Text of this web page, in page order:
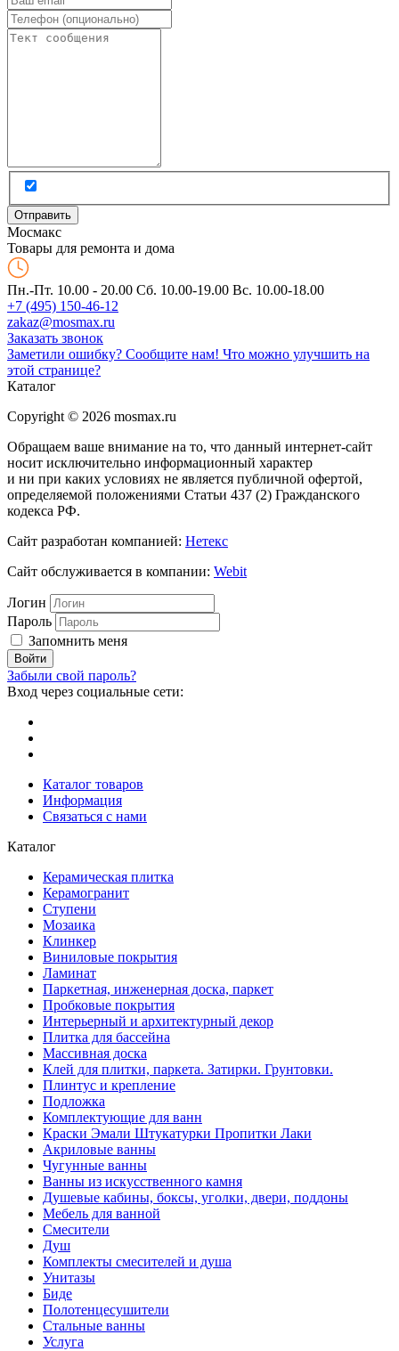
Мосмакс
Товары для ремонта и дома
Пн.-Пт. 10.00 - 20.00 Сб. 10.00-19.00 Вс. 10.00-18.00
+7 (495) 150-46-12
zakaz@mosmax.ru
Заказать звонок
Заметили ошибку? Сообщите нам! Что можно улучшить на
этой странице?
Каталог
Copyright © 2026 mosmax.ru
Обращаем ваше внимание на то, что данный интернет-сайт
носит исключительно информационный характер
и ни при каких условиях не является публичной офертой,
определяемой положениями Статьи 437 (2) Гражданского
кодекса РФ.
Сайт разработан компанией: Нетекс
Сайт обслуживается в компании: Webit
Логин
Пароль
Запомнить меня
Забыли свой пароль?
Вход через социальные сети:
Каталог товаров
Информация
Связаться с нами
Каталог
Керамическая плитка
Керамогранит
Ступени
Мозаика
Клинкер
Виниловые покрытия
Ламинат
Паркетная, инженерная доска, паркет
Пробковые покрытия
Интерьерный и архитектурный декор
Плитка для бассейна
Массивная доска
Клей для плитки, паркета. Затирки. Грунтовки.
Плинтус и крепление
Подложка
Комплектующие для ванн
Краски Эмали Штукатурки Пропитки Лаки
Акриловые ванны
Чугунные ванны
Ванны из искусственного камня
Душевые кабины, боксы, уголки, двери, поддоны
Мебель для ванной
Смесители
Душ
Комплекты смесителей и душа
Унитазы
Биде
Полотенцесушители
Стальные ванны
Услуга